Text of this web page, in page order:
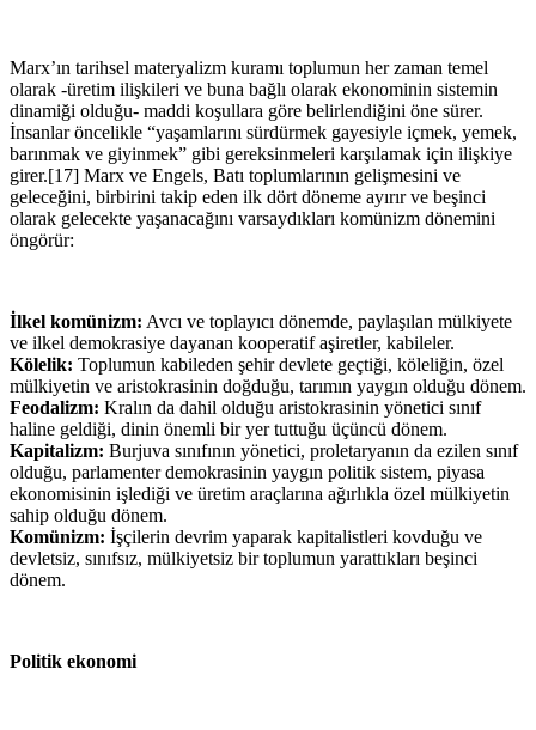
Marx’ın tarihsel materyalizm kuramı toplumun her zaman temel
olarak -üretim ilişkileri ve buna bağlı olarak ekonominin sistemin
dinamiği olduğu- maddi koşullara göre belirlendiğini öne sürer.
İnsanlar öncelikle “yaşamlarını sürdürmek gayesiyle içmek, yemek,
barınmak ve giyinmek” gibi gereksinmeleri karşılamak için ilişkiye
girer.[17] Marx ve Engels, Batı toplumlarının gelişmesini ve
geleceğini, birbirini takip eden ilk dört döneme ayırır ve beşinci
olarak gelecekte yaşanacağını varsaydıkları komünizm dönemini
öngörür:
İlkel komünizm: Avcı ve toplayıcı dönemde, paylaşılan mülkiyete
ve ilkel demokrasiye dayanan kooperatif aşiretler, kabileler.
Kölelik: Toplumun kabileden şehir devlete geçtiği, köleliğin, özel
mülkiyetin ve aristokrasinin doğduğu, tarımın yaygın olduğu dönem.
Feodalizm: Kralın da dahil olduğu aristokrasinin yönetici sınıf
haline geldiği, dinin önemli bir yer tuttuğu üçüncü dönem.
Kapitalizm: Burjuva sınıfının yönetici, proletaryanın da ezilen sınıf
olduğu, parlamenter demokrasinin yaygın politik sistem, piyasa
ekonomisinin işlediği ve üretim araçlarına ağırlıkla özel mülkiyetin
sahip olduğu dönem.
Komünizm: İşçilerin devrim yaparak kapitalistleri kovduğu ve
devletsiz, sınıfsız, mülkiyetsiz bir toplumun yarattıkları beşinci
dönem.
Politik ekonomi